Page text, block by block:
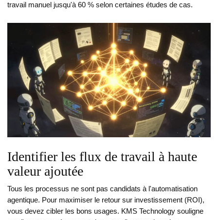
travail manuel jusqu'à 60 % selon certaines études de cas.
Identifier les flux de travail à haute
valeur ajoutée
Tous les processus ne sont pas candidats à l'automatisation
agentique. Pour maximiser le retour sur investissement (ROI),
vous devez cibler les bons usages. KMS Technology souligne